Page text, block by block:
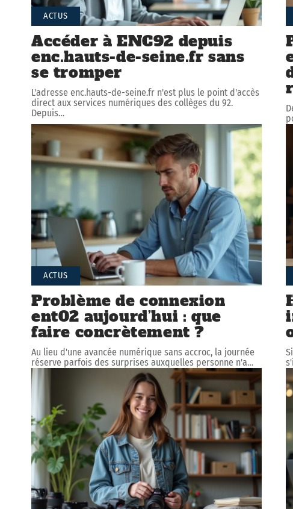
ACTUS
Accéder à ENC92 depuis
enc.hauts-de-seine.fr sans
se tromper
L'adresse enc.hauts-de-seine.fr n'est plus le point d'accès
direct aux services numériques des collèges du 92.
Depuis…
ACTUS
Problème de connexion
ent02 aujourd’hui : que
faire concrètement ?
Au lieu d'une avancée numérique sans accroc, la journée
réserve parfois des surprises auxquelles personne n'a…